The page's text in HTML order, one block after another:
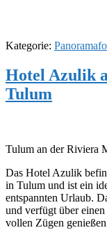
Kategorie:
Hotel Azulik
Tulum
Tulum an der Riviera
Das Hotel Azulik
in Tulum und ist ein
entspannten Urlaub.
und verfügt über
vollen Zügen